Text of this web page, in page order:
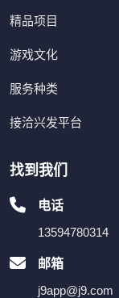
精品项目
游戏文化
服务种类
接洽兴发平台
找到我们
电话
13594780314
邮箱
j9app@j9.com